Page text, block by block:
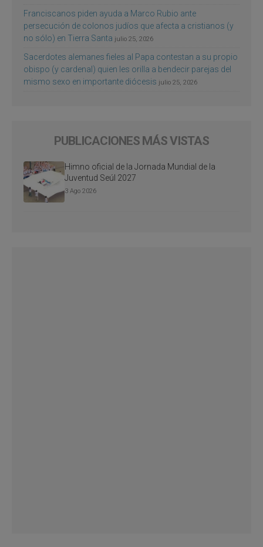
Franciscanos piden ayuda a Marco Rubio ante
persecución de colonos judíos que afecta a cristianos (y
no sólo) en Tierra Santa julio 25, 2026
Sacerdotes alemanes fieles al Papa contestan a su propio
obispo (y cardenal) quien les orilla a bendecir parejas del
mismo sexo en importante diócesis julio 25, 2026
PUBLICACIONES MÁS VISTAS
Himno oficial de la Jornada Mundial de la
Juventud Seúl 2027
3 Ago 2026